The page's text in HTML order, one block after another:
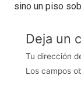
sino un piso
Deja un
Tu dirección
Los campos